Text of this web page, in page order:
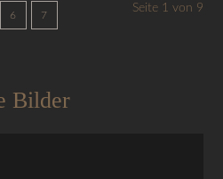
Seite 1 von 9
6 7
Bilder